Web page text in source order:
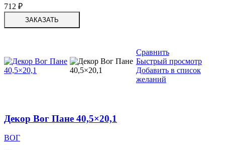
712 ₽
ЗАКАЗАТЬ
Сравнить
Быстрый просмотр
Добавить в список
желаний
Декор Вог Пане 40,5×20,1
ВОГ